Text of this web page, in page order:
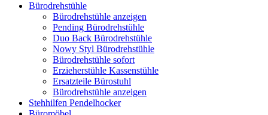
Bürodrehstühle
Bürodrehstühle anzeigen
Pending Bürodrehstühle
Duo Back Bürodrehstühle
Nowy Styl Bürodrehstühle
Bürodrehstühle sofort
Erzieherstühle Kassenstühle
Ersatzteile Bürostuhl
Bürodrehstühle anzeigen
Stehhilfen Pendelhocker